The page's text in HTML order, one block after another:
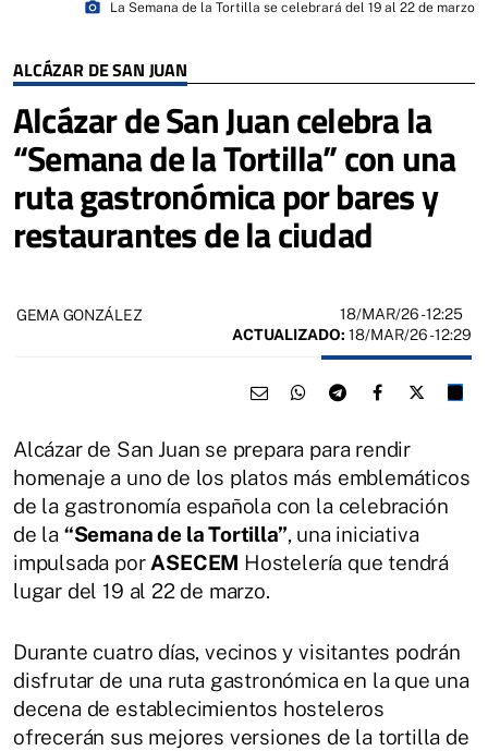
ALCÁZAR DE SAN JUAN
Alcázar de San Juan celebra la
“Semana de la Tortilla” con una
ruta gastronómica por bares y
restaurantes de la ciudad
photo_camera La Semana de la Tortilla se celebrará del 19 al 22 de marzo
GEMA GONZÁLEZ 18/MAR/26- 12:25
ACTUALIZADO: 18/MAR/26 - 12:29
Alcázar de San Juan se prepara para rendir
homenaje a uno de los platos más emblemáticos
de la gastronomía española con la celebración
de la “Semana de la Tortilla”, una iniciativa
impulsada por ASECEM Hostelería que tendrá
lugar del 19 al 22 de marzo.
Durante cuatro días, vecinos y visitantes podrán
disfrutar de una ruta gastronómica en la que una
decena de establecimientos hosteleros
ofrecerán sus mejores versiones de la tortilla de